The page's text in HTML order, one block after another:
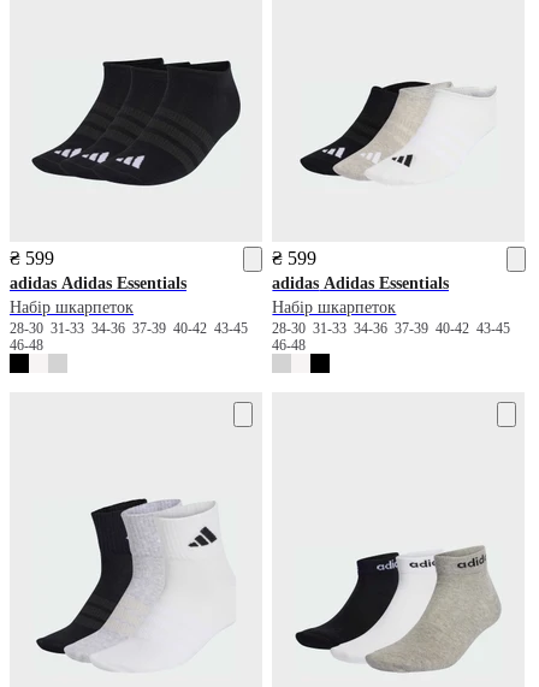
₴ 599
adidas Adidas Essentials
Набір шкарпеток
28-30 31-33 34-36 37-39 40-42 43-45
46-48
₴ 599
adidas Adidas Essentials
Набір шкарпеток
28-3031-3334-3637-3940-4243-45
46-48